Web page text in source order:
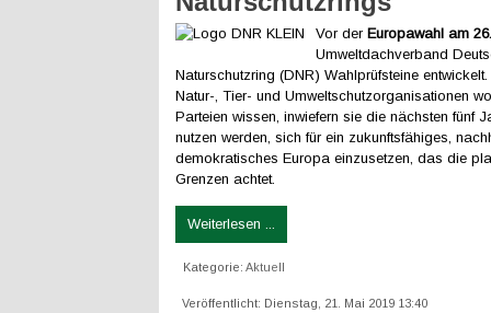
Vor der Europawahl am
Umweltdachverband
Naturschutzring (DNR) Wahlprüfsteine
Natur-, Tier- und Umweltschutzorganisationen
Parteien wissen, inwiefern sie die nächsten fünf
nutzen werden, sich für ein zukunftsfähiges,
demokratisches Europa einzusetzen, das die
Grenzen achtet.
Weiterlesen ...
Kategorie: Aktuell
Veröffentlicht: Dienstag, 21. Mai 2019 13:40